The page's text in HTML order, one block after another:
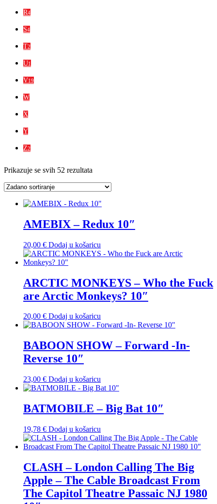
R4
S4
T2
U1
V19
W
X
Y
Z2
Prikazuje se svih 52 rezultata
AMEBIX – Redux 10″
20,00 € Dodaj u košaricu
ARCTIC MONKEYS – Who the Fuck
are Arctic Monkeys? 10″
20,00 € Dodaj u košaricu
BABOON SHOW – Forward -In-
Reverse 10″
23,00 € Dodaj u košaricu
BATMOBILE – Big Bat 10″
19,78 € Dodaj u košaricu
CLASH – London Calling The Big
Apple – The Cable Broadcast From
The Capitol Theatre Passaic NJ 1980